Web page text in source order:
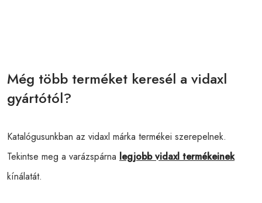
Még több terméket keresél a vidaxl
gyártótól?
Katalógusunkban az vidaxl márka termékei szerepelnek.
Tekintse meg a varázspárna legjobb vidaxl termékeinek
kínálatát.